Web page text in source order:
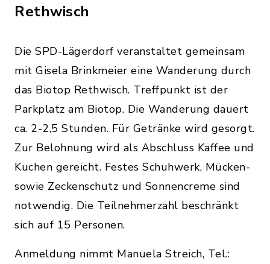
Rethwisch
Die SPD-Lägerdorf veranstaltet gemeinsam
mit Gisela Brinkmeier eine Wanderung durch
das Biotop Rethwisch. Treffpunkt ist der
Parkplatz am Biotop. Die Wanderung dauert
ca. 2-2,5 Stunden. Für Getränke wird gesorgt.
Zur Belohnung wird als Abschluss Kaffee und
Kuchen gereicht. Festes Schuhwerk, Mücken-
sowie Zeckenschutz und Sonnencreme sind
notwendig. Die Teilnehmerzahl beschränkt
sich auf 15 Personen.
Anmeldung nimmt Manuela Streich, Tel.: